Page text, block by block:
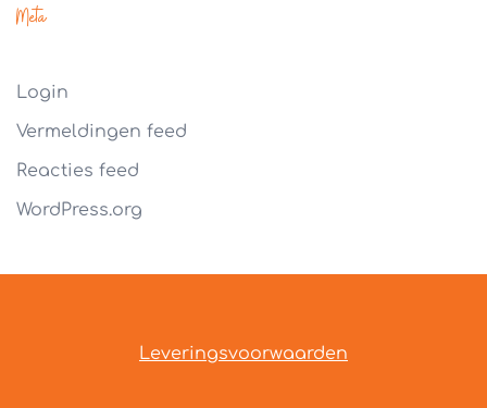
Meta
Login
Vermeldingen feed
Reacties feed
WordPress.org
Leveringsvoorwaarden